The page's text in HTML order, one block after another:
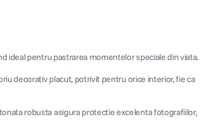
ideal pentru pastrarea momentelor speciale din viata.
decorativ placut, potrivit pentru orice interior, fie ca
robusta asigura protectie excelenta fotografiilor,